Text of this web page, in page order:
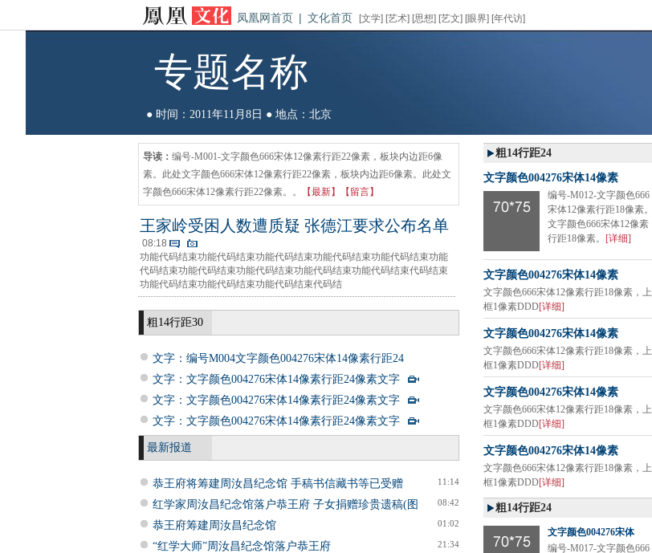
凤凰网首页 | 文化首页 [文学] [艺术] [思想] [艺文] [眼界] [年代访]
专题名称
● 时间：2011年11月8日 ● 地点：北京
导读： 编号-M001-文字颜色666宋体12像素行距22像素，板块内边距6像
素。此处文字颜色666宋体12像素行距22像素，板块内边距6像素。此处文
字颜色666宋体12像素行距22像素。。
【最新】 【留言】
王家岭受困人数遭质疑 张德江要求公布名单
08:18
功能代码结束功能代码结束功能代码结束功能代码结束功能代码结束功能
代码结束功能代码结束功能代码结束功能代码结束功能代码结束代码结束
功能代码结束功能代码结束功能代码结束代码结
粗14行距30
文字：编号M004文字颜色004276宋体14像素行距24
文字：文字颜色004276宋体14像素行距24像素文字
文字：文字颜色004276宋体14像素行距24像素文字
文字：文字颜色004276宋体14像素行距24像素文字
最新报道
11:14
恭王府将筹建周汝昌纪念馆 手稿书信藏书等已受赠
08:42
红学家周汝昌纪念馆落户恭王府 子女捐赠珍贵遗稿(图
01:02
恭王府筹建周汝昌纪念馆
21:34
“红学大师”周汝昌纪念馆落户恭王府
粗14行距24
文字颜色004276宋体14像素
编号-M012-文字颜色666
宋体12像素行距18像素。
文字颜色666宋体12像素
行距18像素。 [详细]
文字颜色004276宋体14像素
文字颜色666宋体12像素行距18像素，上
框1像素DDD[详细]
文字颜色004276宋体14像素
文字颜色666宋体12像素行距18像素，上
框1像素DDD[详细]
文字颜色004276宋体14像素
文字颜色666宋体12像素行距18像素，上
框1像素DDD[详细]
文字颜色004276宋体14像素
文字颜色666宋体12像素行距18像素，上
框1像素DDD[详细]
粗14行距24
文字颜色004276宋体
编号-M017-文字颜色666